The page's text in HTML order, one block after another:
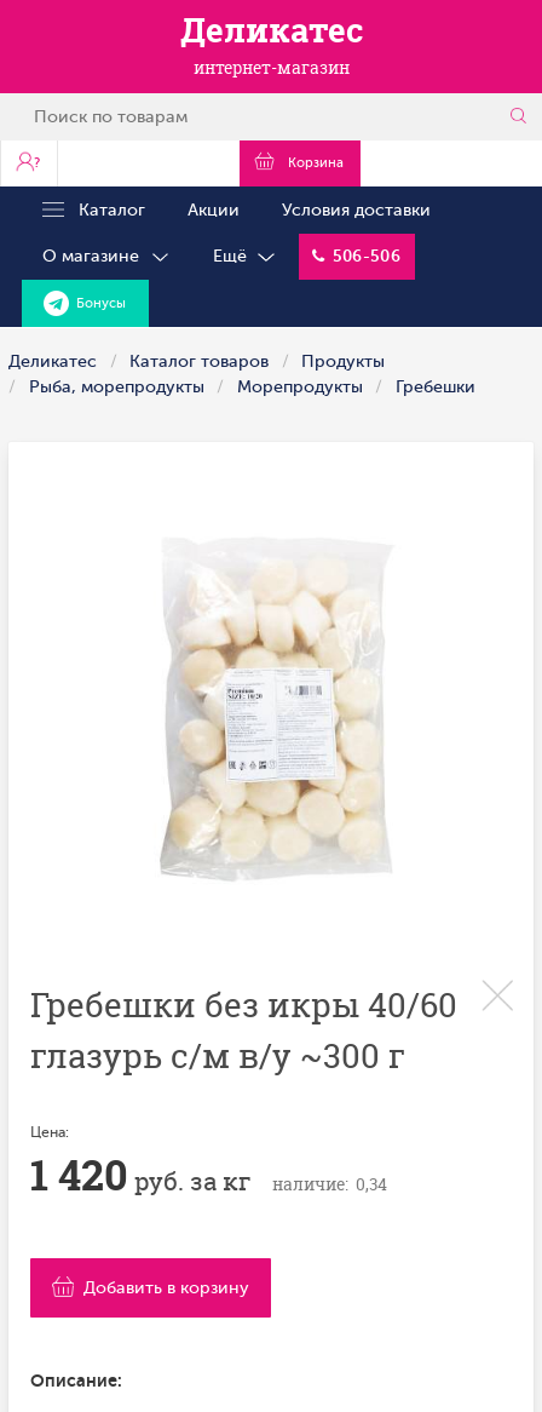
Деликатес
интернет-магазин
? Корзина
Каталог Акции Условия доставки
О магазине Ещё 506-506
Бонусы
Деликатес Каталог товаров
Продукты
Рыба, морепродукты
Морепродукты Гребешки
Гребешки без икры 40/60
глазурь с/м в/у ~300 г
Цена:
1 420 руб. за кг наличие: 0,34
Добавить в корзину
Описание: